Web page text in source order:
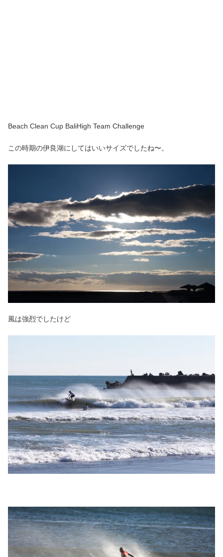
Beach Clean Cup BaliHigh Team Challenge
この時期の伊良湖にしてはいいサイズでしたね〜。
風は強烈でしたけど